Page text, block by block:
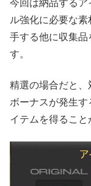
今回は納品する
ル強化に必要な
手する他に収集
す。
精選の場合だと、
ボーナスが発生
イテムを得ること